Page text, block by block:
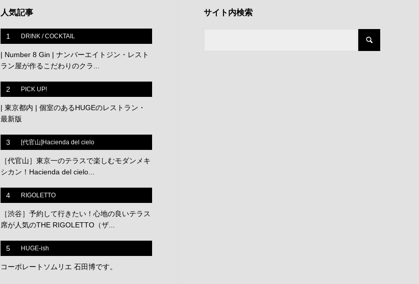
人気記事
1 DRINK / COCKTAIL
| Number 8 Gin | ナンバーエイトジン・レスト
ラン屋が作るこだわりのクラ...
2 PICK UP!
| 東京都内 | 個室のあるHUGEのレストラン・
最新版
3 [代官山]Hacienda del cielo
［代官山］東京一のテラスで楽しむモダンメキ
シカン！Hacienda del cielo...
4 RIGOLETTO
［渋谷］予約して行きたい！心地の良いテラス
席が人気のTHE RIGOLETTO（ザ...
5 HUGE-ish
コーポレートソムリエ 石田博です。
サイト内検索